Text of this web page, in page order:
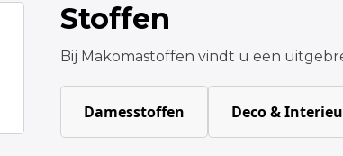
Stoffen
Bij Makomastoffen vindt u een
Damesstoffen Deco &